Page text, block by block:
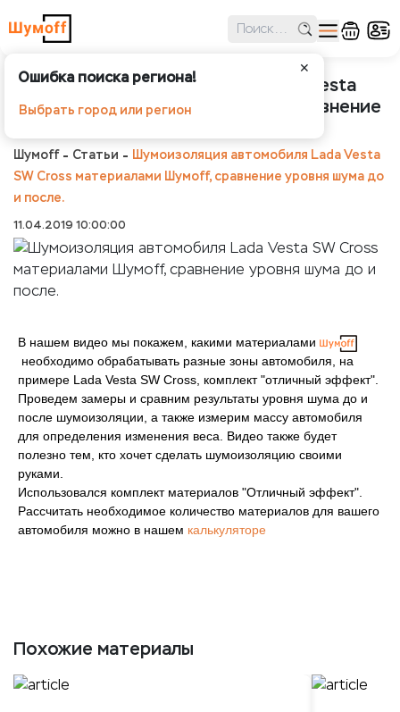
✕
Ошибка поиска региона!
Выбрать город или регион
Шумоизоляция автомобиля Lada Vesta
SW Cross материалами Шумoff, сравнение
Шумоff Статьи
Шумоизоляция автомобиля Lada Vesta
SW Cross материалами Шумoff, сравнение уровня шума до
и после.
11.04.2019 10:00:00
В нашем видео мы покажем, какими материалами
необходимо обрабатывать разные зоны автомобиля, на
примере Lada Vesta SW Cross, комплект "отличный эффект".
Проведем замеры и сравним результаты уровня шума до и
после шумоизоляции, а также измерим массу автомобиля
для определения изменения веса. Видео также будет
полезно тем, кто хочет сделать шумоизоляцию своими
руками.
Использовался комплект материалов "Отличный эффект".
Рассчитать необходимое количество материалов для вашего
автомобиля можно в нашем калькуляторе
Похожие материалы